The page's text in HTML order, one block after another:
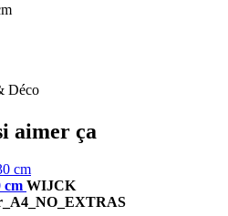
Déco
aimer ça
cm WIJCK